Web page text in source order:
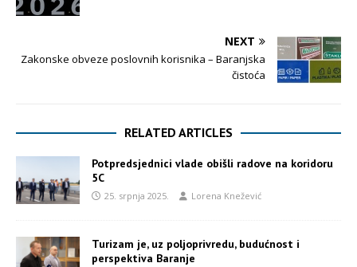
NEXT
Zakonske obveze poslovnih korisnika – Baranjska
čistoća
RELATED ARTICLES
Potpredsjednici vlade obišli radove na koridoru
5C
25. srpnja 2025. Lorena Knežević
Turizam je, uz poljoprivredu, budućnost i
perspektiva Baranje